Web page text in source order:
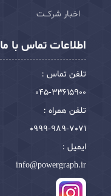
اخبار شرکـت
اطلاعات تماس با ما
تلفن تماس :
045-33615900
تلفن همراه :
0999-989-7071
ایمیل :
info@powergraph.ir